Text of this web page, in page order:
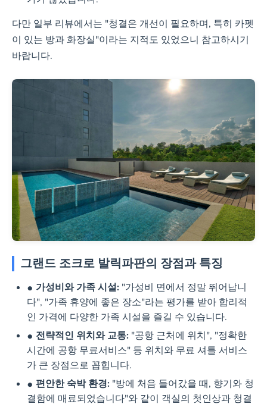
다만 일부 리뷰에서는 "청결은 개선이 필요하며, 특히 카펫
이 있는 방과 화장실"이라는 지적도 있었으니 참고하시기
바랍니다.
그랜드 조크로 발릭파판의 장점과 특징
가성비와 가족 시설: "가성비 면에서 정말 뛰어납니
다", "가족 휴양에 좋은 장소"라는 평가를 받아 합리적
인 가격에 다양한 가족 시설을 즐길 수 있습니다.
전략적인 위치와 교통: "공항 근처에 위치", "정확한
시간에 공항 무료서비스" 등 위치와 무료 셔틀 서비스
가 큰 장점으로 꼽힙니다.
편안한 숙박 환경: "방에 처음 들어갔을 때, 향기와 청
결함에 매료되었습니다"와 같이 객실의 첫인상과 청결